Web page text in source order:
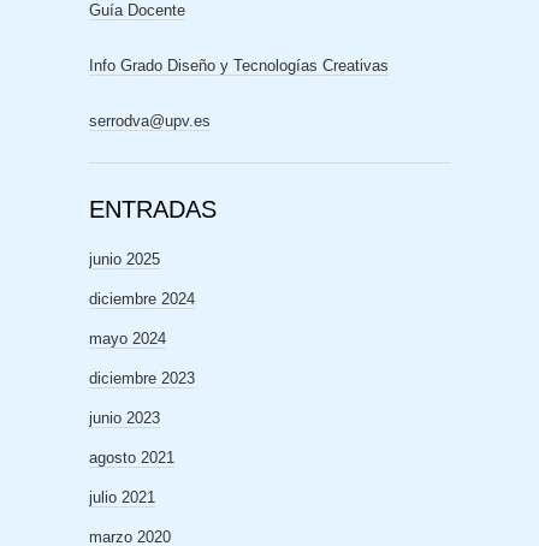
Guía Docente
Info Grado Diseño y Tecnologías Creativas
serrodva@upv.es
ENTRADAS
junio 2025
diciembre 2024
mayo 2024
diciembre 2023
junio 2023
agosto 2021
julio 2021
marzo 2020